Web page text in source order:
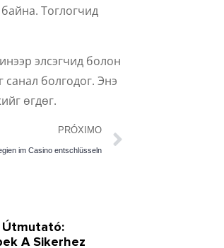
Тоглогчид
элсэгчид болон
болгодог. Энэ
өгдөг.
PRÓXIMO
im Casino entschlüsseln
Útmutató:
A Sikerhez